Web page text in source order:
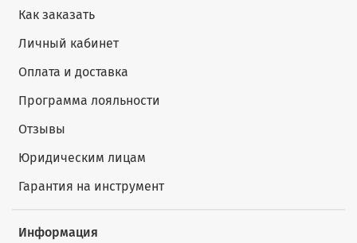
Как заказать
Личный кабинет
Оплата и доставка
Программа лояльности
Отзывы
Юридическим лицам
Гарантия на инструмент
Информация